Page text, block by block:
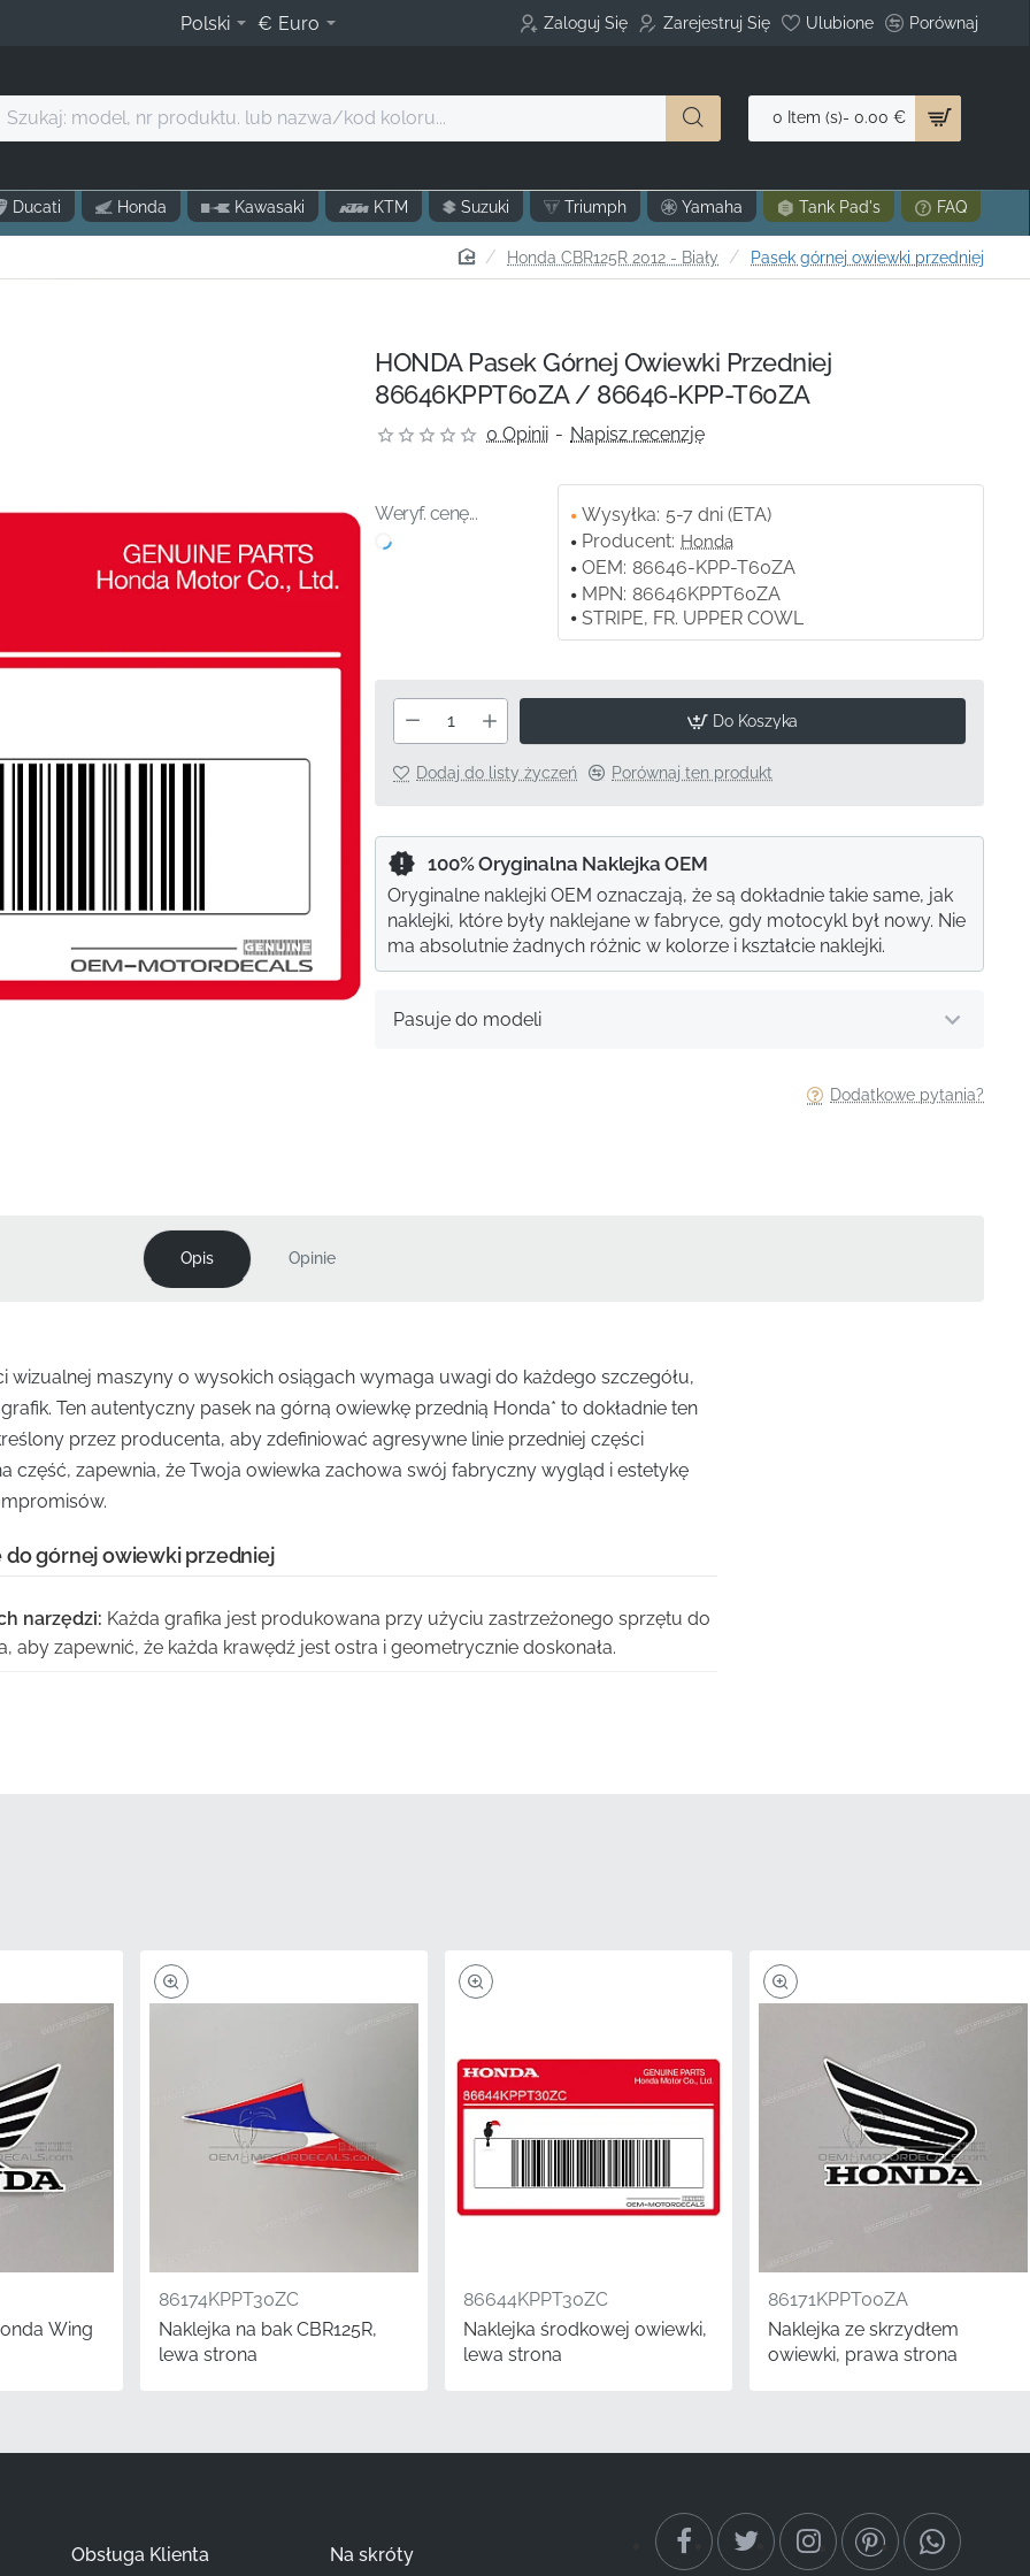
Polski € Euro Zaloguj Się Zarejestruj Się Ulubione Porównaj
Szukaj:
0 Item (s)- 0.00 €
Ducati Honda Kawasaki KTM Suzuki Triumph Yamaha Tank Pad's FAQ
homeHonda CBR125R 2012 - Biały Pasek górnej owiewki przedniej
HONDA Pasek Górnej Owiewki Przedniej
86646KPPT60ZA / 86646-KPP-T60ZA
0 Opinii - Napisz recenzję
Weryf. cenę... Wysyłka: 5-7 dni (ETA)
Producent: Honda
OEM: 86646-KPP-T60ZA
MPN: 86646KPPT60ZA
STRIPE, FR. UPPER COWL
Do Koszyka
Dodaj do listy życzeń Porównaj ten produkt
Dodatkowe pytania?
Pasuje do modeli
100% Oryginalna Naklejka OEM
Oryginalne naklejki OEM oznaczają, że są dokładnie takie same, jak
naklejki, które były naklejane w fabryce, gdy motocykl był nowy. Nie
ma absolutnie żadnych różnic w kolorze i kształcie naklejki.
Opis Opinie
wizualnej maszyny o wysokich osiągach wymaga uwagi do każdego szczegółu,
Ten autentyczny pasek na górną owiewkę przednią Honda* to dokładnie ten
przez producenta, aby zdefiniować agresywne linie przedniej części
część, zapewnia, że Twoja owiewka zachowa swój fabryczny wygląd i estetykę
do górnej owiewki przedniej
narzędzi: Każda grafika jest produkowana przy użyciu zastrzeżonego sprzętu do
aby zapewnić, że każda krawędź jest ostra i geometrycznie doskonała.
lub żółknięciu, nawet po długotrwałej ekspozycji na czynniki
(MPN) 86646KPPT60ZA
Honda
Górna owiewka przednia*
Fabryczna naklejka winylowa
Wing
86174KPPT30ZC
Naklejka na bak CBR125R,
lewa strona
86644KPPT30ZC
Naklejka środkowej owiewki,
lewa strona
86171KPPT00ZA
Naklejka ze skrzydłem
owiewki, prawa strona
Obsługa Klienta Na skróty